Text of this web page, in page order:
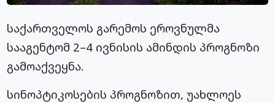
საქართველოს გარემოს ეროვნულმა
სააგენტომ 2–4 ივნისის ამინდის პროგნოზი
გამოაქვეყნა.
სინოპტიკოსების პროგნოზით, უახლოეს